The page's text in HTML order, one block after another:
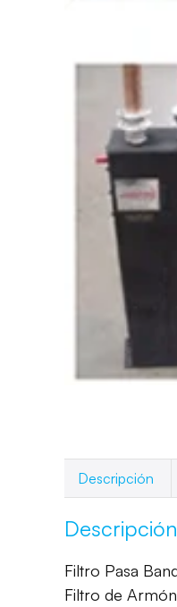
Descripción
Descripción
Filtro Pasa
Filtro de